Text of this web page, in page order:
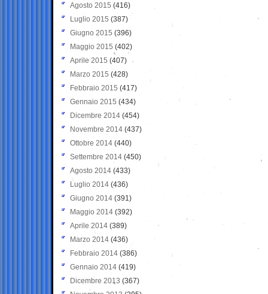
Agosto 2015 (416)
Luglio 2015 (387)
Giugno 2015 (396)
Maggio 2015 (402)
Aprile 2015 (407)
Marzo 2015 (428)
Febbraio 2015 (417)
Gennaio 2015 (434)
Dicembre 2014 (454)
Novembre 2014 (437)
Ottobre 2014 (440)
Settembre 2014 (450)
Agosto 2014 (433)
Luglio 2014 (436)
Giugno 2014 (391)
Maggio 2014 (392)
Aprile 2014 (389)
Marzo 2014 (436)
Febbraio 2014 (386)
Gennaio 2014 (419)
Dicembre 2013 (367)